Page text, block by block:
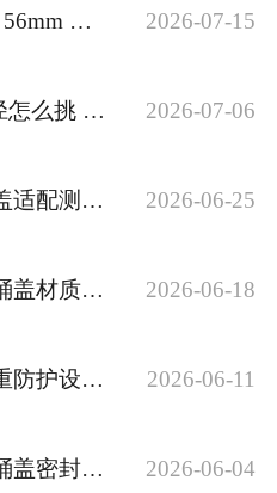
25 升塑料桶盖规格区分 56mm 化工桶内外盖选配 2026-07-15
塑料桶抽液器流量 / 口径怎么挑 批量采购 2026-07-06
不同容量塑料容器，桶盖适配测量实操技巧分享 2026-06-25
不同腐蚀环境下，化工桶盖材质区分方法 2026-06-18
化工桶盖防盗防漏：双重防护设计解析 2026-06-11
工厂包装标准化：化工桶盖密封统一适配方案 2026-06-04